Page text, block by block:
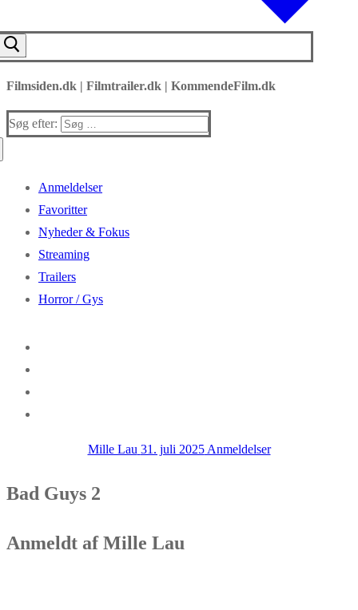
Filmsiden.dk | Filmtrailer.dk | KommendeFilm.dk
Søg efter:
Anmeldelser
Favoritter
Nyheder & Fokus
Streaming
Trailers
Horror / Gys
Mille Lau 31. juli 2025Anmeldelser
Bad Guys 2
Anmeldt af Mille Lau